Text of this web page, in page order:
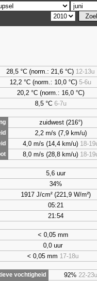
28,5 °C (norm.: 21,6 °C) 12-13u
12,2 °C (norm.: 10,0 °C) 5-6u
20,2 °C (norm.: 16,0 °C)
8,5°C 6-7u
zuidwest (216°)
2,2 m/s (7,9 km/u)
4,0 m/s (14,4 km/u) 18-
8,0 m/s (28,8 km/u) 18-
5,6 uur
34%
1917 J/cm² (221,9 W/m²)
05:21
21:54
< 0,05 mm
0,0 uur
< 0,05 mm 17-18u
vochtigheid 92% 22-23u